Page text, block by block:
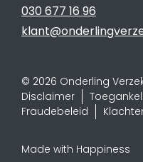
030 677 16 96
© 2026 Onderling
Disclaimer
Fraudebeleid
Made with Happiness